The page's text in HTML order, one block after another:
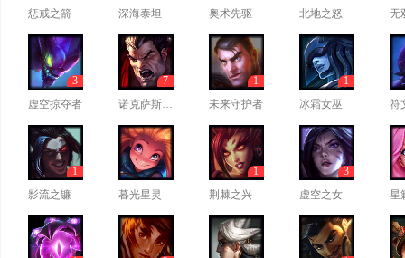
惩戒之箭
深海泰坦
奥术先驱
北地之怒
无
虚空掠夺者
3
诺克萨斯之手
7
未来守护者
1
冰霜女巫
1
符
影流之镰
1
暮光星灵
荆棘之兴
1
虚空之女
3
星